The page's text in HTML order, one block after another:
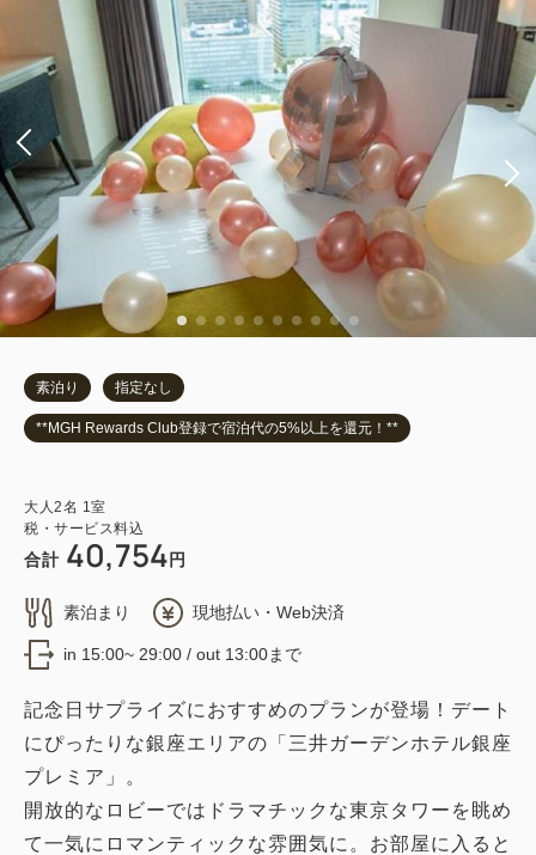
素泊り 指定なし
**MGH Rewards Club登録で宿泊代の5%以上を還元！**
大人 2名 1 室
税・サービス料込
合計 40,754円
素泊まり 現地払い・Web決済
in 15:00~ 29:00 / out 13:00まで
記念日サプライズにおすすめのプランが登場！デート
にぴったりな銀座エリアの「三井ガーデンホテル銀座
プレミア」。
開放的なロビーではドラマチックな東京タワーを眺め
て一気にロマンティックな雰囲気に。お部屋に入ると